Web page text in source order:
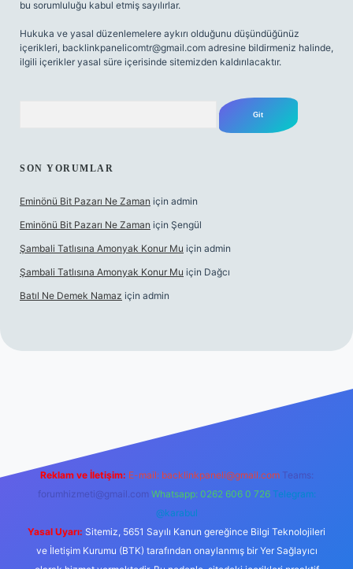
bu sorumluluğu kabul etmiş sayılırlar.
Hukuka ve yasal düzenlemelere aykırı olduğunu düşündüğünüz
içerikleri, backlinkpanelicomtr@gmail.com adresine bildirmeniz halinde,
ilgili içerikler yasal süre içerisinde sitemizden kaldırılacaktır.
SON YORUMLAR
Eminönü Bit Pazarı Ne Zaman için admin
Eminönü Bit Pazarı Ne Zaman için Şengül
Şambali Tatlısına Amonyak Konur Mu için admin
Şambali Tatlısına Amonyak Konur Mu için Dağcı
Batıl Ne Demek Namaz için admin
Reklam ve İletişim: E-mail: backlinkpaneli@gmail.com Teams:
forumhizmeti@gmail.com Whatsapp: 0262 606 0 726 Telegram:
@karabul
Yasal Uyarı: Sitemiz, 5651 Sayılı Kanun gereğince Bilgi Teknolojileri
ve İletişim Kurumu (BTK) tarafından onaylanmış bir Yer Sağlayıcı